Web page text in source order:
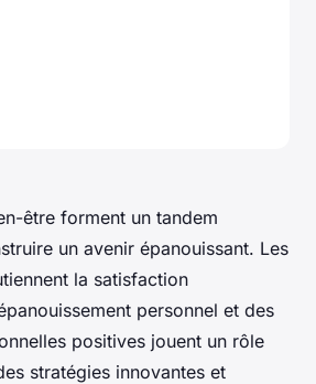
être forment un tandem
un avenir épanouissant. Les
la satisfaction
personnel et des
positives jouent un rôle
stratégies innovantes et